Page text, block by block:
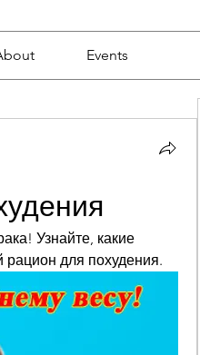
Events
Узнайте, какие
для похудения.